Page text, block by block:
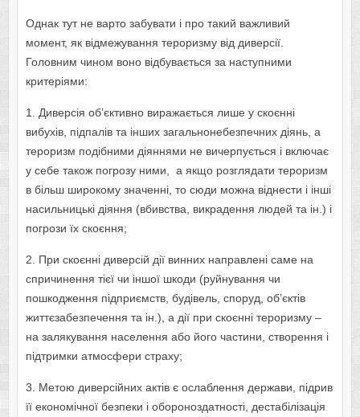
Однак тут не варто забувати і про такий важливий
момент, як відмежування тероризму від диверсії.
Головним чином воно відбувається за наступними
критеріями:
1. Диверсія об’єктивно виражається лише у скоєнні
вибухів, підпалів та інших загальнонебезпечних діянь, а
тероризм подібними діяннями не вичерпується і включає
у себе також погрозу ними, а якщо розглядати тероризм
в більш широкому значенні, то сюди можна віднести і інші
насильницькі діяння (вбивства, викрадення людей та ін.) і
погрози їх скоєння;
2. При скоєнні диверсій дії винних направлені саме на
спричинення тієї чи іншої шкоди (руйнування чи
пошкодження підприємств, будівель, споруд, об’єктів
життєзабезпечення та ін.), а дії при скоєнні тероризму –
на залякування населення або його частини, створення і
підтримки атмосфери страху;
3. Метою диверсійних актів є ослаблення держави, підрив
її економічної безпеки і обороноздатності, дестабілізація